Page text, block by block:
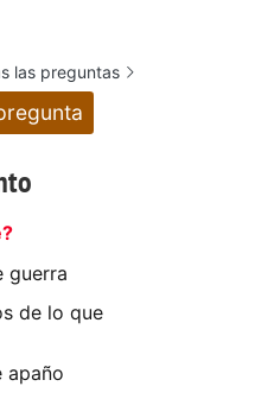
las preguntas
guerra
de lo que
apaño